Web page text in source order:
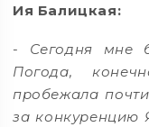
Ия Балицкая:
- Сегодня мне
Погода,
пробежала
за конкуренцию